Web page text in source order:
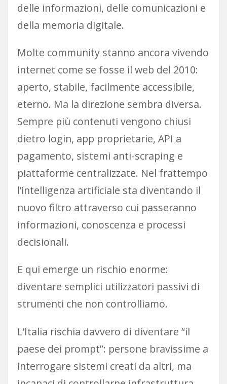
delle informazioni, delle comunicazioni e
della memoria digitale.
Molte community stanno ancora vivendo
internet come se fosse il web del 2010:
aperto, stabile, facilmente accessibile,
eterno. Ma la direzione sembra diversa.
Sempre più contenuti vengono chiusi
dietro login, app proprietarie, API a
pagamento, sistemi anti-scraping e
piattaforme centralizzate. Nel frattempo
l’intelligenza artificiale sta diventando il
nuovo filtro attraverso cui passeranno
informazioni, conoscenza e processi
decisionali.
E qui emerge un rischio enorme:
diventare semplici utilizzatori passivi di
strumenti che non controlliamo.
L’Italia rischia davvero di diventare “il
paese dei prompt”: persone bravissime a
interrogare sistemi creati da altri, ma